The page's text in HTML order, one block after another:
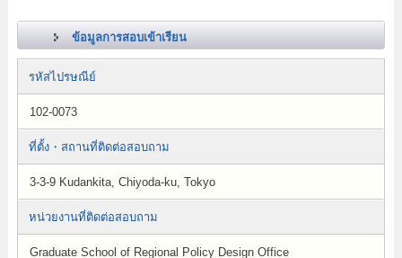
ข้อมูลการสอบเข้าเรียน
รหัสไปรษณีย์
102-0073
ที่ตั้ง・สถานที่ติดต่อสอบถาม
3-3-9 Kudankita, Chiyoda-ku, Tokyo
หน่วยงานที่ติดต่อสอบถาม
Graduate School of Regional Policy Design Office